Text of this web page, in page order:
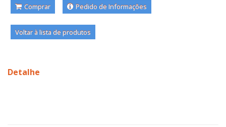
Comprar Pedido de Informações
Voltar à lista de produtos
Detalhe